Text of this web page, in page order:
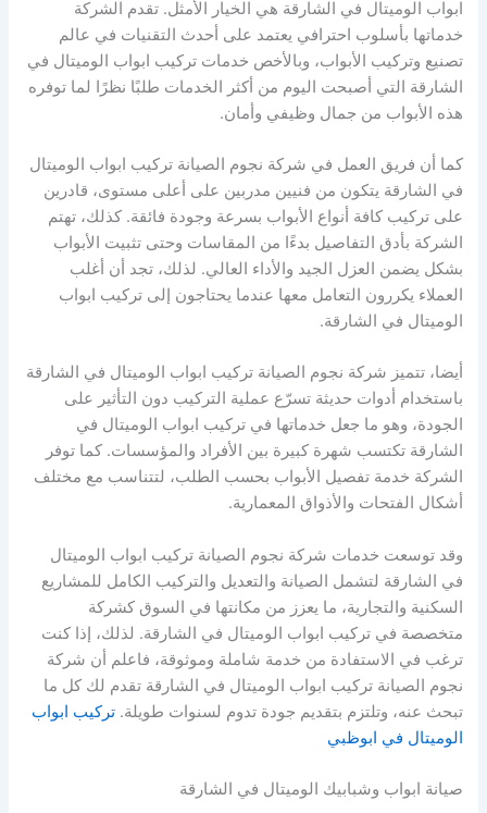
ابواب الوميتال في الشارقة هي الخيار الأمثل. تقدم الشركة
خدماتها بأسلوب احترافي يعتمد على أحدث التقنيات في عالم
تصنيع وتركيب الأبواب، وبالأخص خدمات تركيب ابواب الوميتال في
الشارقة التي أصبحت اليوم من أكثر الخدمات طلبًا نظرًا لما توفره
هذه الأبواب من جمال وظيفي وأمان.
كما أن فريق العمل في شركة نجوم الصيانة تركيب ابواب الوميتال
في الشارقة يتكون من فنيين مدربين على أعلى مستوى، قادرين
على تركيب كافة أنواع الأبواب بسرعة وجودة فائقة. كذلك، تهتم
الشركة بأدق التفاصيل بدءًا من المقاسات وحتى تثبيت الأبواب
بشكل يضمن العزل الجيد والأداء العالي. لذلك، تجد أن أغلب
العملاء يكررون التعامل معها عندما يحتاجون إلى تركيب ابواب
الوميتال في الشارقة.
أيضا، تتميز شركة نجوم الصيانة تركيب ابواب الوميتال في الشارقة
باستخدام أدوات حديثة تسرّع عملية التركيب دون التأثير على
الجودة، وهو ما جعل خدماتها في تركيب ابواب الوميتال في
الشارقة تكتسب شهرة كبيرة بين الأفراد والمؤسسات. كما توفر
الشركة خدمة تفصيل الأبواب بحسب الطلب، لتتناسب مع مختلف
أشكال الفتحات والأذواق المعمارية.
وقد توسعت خدمات شركة نجوم الصيانة تركيب ابواب الوميتال
في الشارقة لتشمل الصيانة والتعديل والتركيب الكامل للمشاريع
السكنية والتجارية، ما يعزز من مكانتها في السوق كشركة
متخصصة في تركيب ابواب الوميتال في الشارقة. لذلك، إذا كنت
ترغب في الاستفادة من خدمة شاملة وموثوقة، فاعلم أن شركة
نجوم الصيانة تركيب ابواب الوميتال في الشارقة تقدم لك كل ما
تبحث عنه، وتلتزم بتقديم جودة تدوم لسنوات طويلة.تركيب ابواب
الوميتال في ابوظبي
صيانة ابواب وشبابيك الوميتال في الشارقة